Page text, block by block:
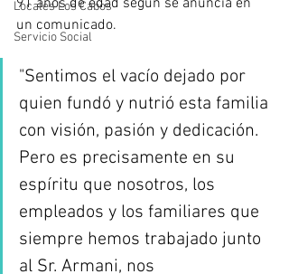
Locales Los Cabos
Servicio Social
un comunicado.
"Sentimos el vacío dejado por
quien fundó y nutrió esta familia
con visión, pasión y dedicación.
Pero es precisamente en su
espíritu que nosotros, los
empleados y los familiares que
siempre hemos trabajado junto
al Sr. Armani, nos